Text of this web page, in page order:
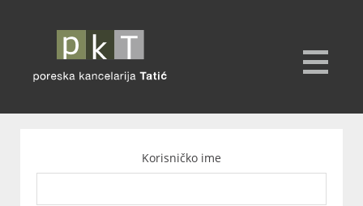
Korisničko ime